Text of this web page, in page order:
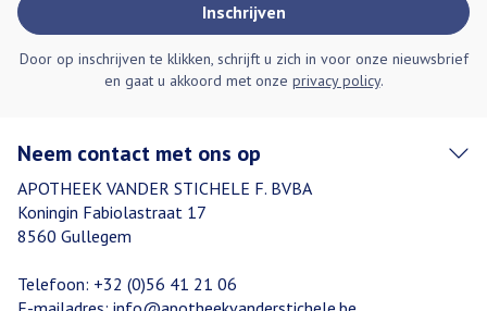
Inschrijven
Door op inschrijven te klikken, schrijft u zich in voor onze nieuwsbrief
en gaat u akkoord met onze privacy policy.
Neem contact met ons op
APOTHEEK VANDER STICHELE F. BVBA
Koningin Fabiolastraat 17
8560 Gullegem
Telefoon: +32 (0)56 41 21 06